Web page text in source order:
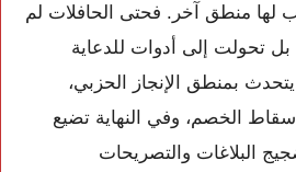
لها منطق آخر. فحتى الحافلات لم
تحولت إلى أدوات للدعاية
بمنطق الإنجاز الحزبي،
الخصم، وفي النهاية تضيع
البلاغات والتصريحات